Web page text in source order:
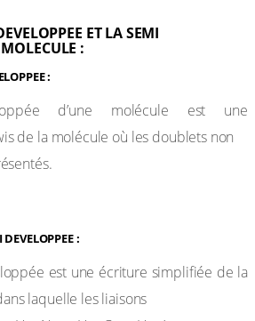
ET LA SEMI
:
:
d’une molécule est une
de la molécule où les doublets non
:
est une écriture simplifiée de la
laquelle les liaisons